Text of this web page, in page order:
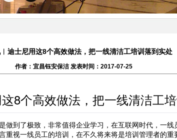
迪士尼用这8个高效做法，把一线清洁工培训落到实处
作者：宜昌钰安保洁 发表时间：2017-07-25
8个高效做法，把一线清洁工
做到了极致，非常值得企业学习，在互联网时代，一
重视一线员工的培训，在不久将来将是培训管理者的重